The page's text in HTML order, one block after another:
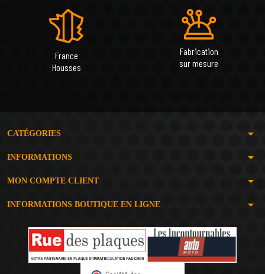
France
Housses
Fabrication
sur mesure
CATÉGORIES arrow_drop_down
INFORMATIONS arrow_drop_down
MON COMPTE CLIENT arrow_drop_down
INFORMATIONS BOUTIQUE EN LIGNE arrow_drop_down